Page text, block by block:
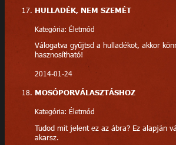
HULLADÉK, NEM SZEMÉT
Kategória: Életmód
Válogatva gyűjtsd a hulladékot, akkor
hasznosítható!
2014-01-24
MOSÓPORVÁLASZTÁSHOZ
Kategória: Életmód
Tudod mit jelent ez az ábra? Ez alapján
akarsz.